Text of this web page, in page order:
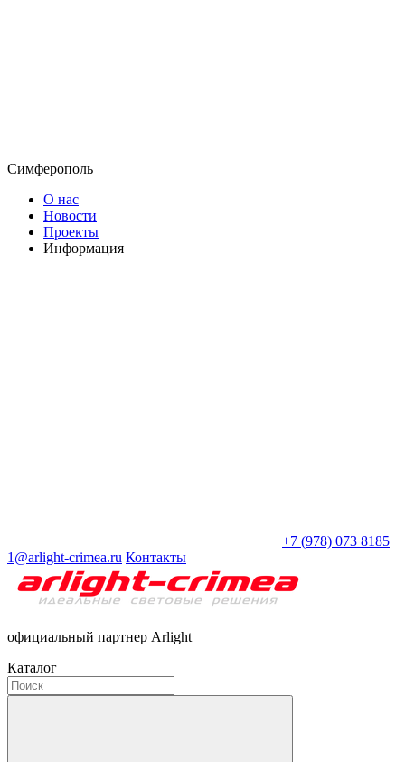
Симферополь
О нас
Новости
Проекты
Информация
+7 (978) 073 8185
1@arlight-crimea.ru Контакты
официальный партнер Arlight
Каталог